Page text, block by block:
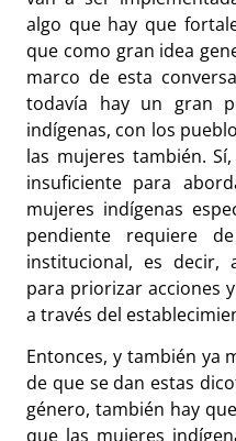
algo que hay que
que como gran idea
marco de esta
todavía hay un gran
indígenas, con los
las mujeres también.
insuficiente para
mujeres indígenas
pendiente requiere
institucional, es decir,
para priorizar acciones
a través del
Entonces, y también ya
de que se dan estas
género, también hay
que las mujeres